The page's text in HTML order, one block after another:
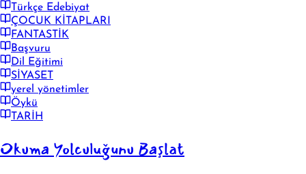
Türkçe Edebiyat
ÇOCUK KİTAPLARI
FANTASTİK
Başvuru
Dil Eğitimi
SİYASET
yerel yönetimler
Öykü
TARİH
Okuma Yolculuğunu Başlat